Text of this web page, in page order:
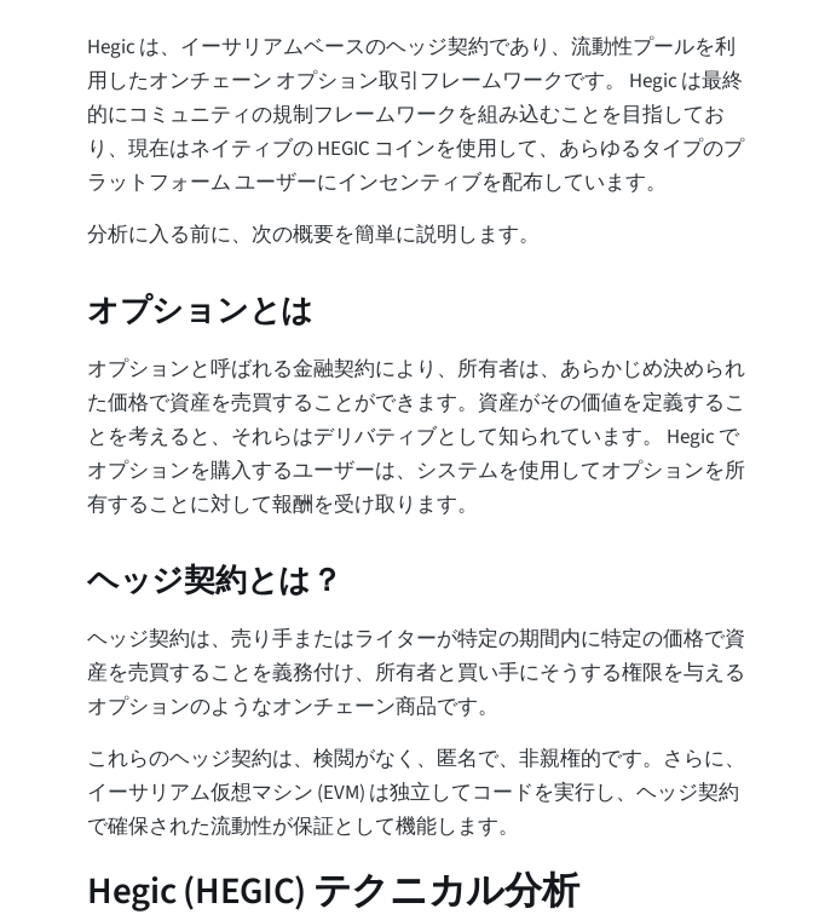
Hegic は、イーサリアムベースのヘッジ契約であり、流動性プールを利
用したオンチェーン オプション取引フレームワークです。 Hegic は最終
的にコミュニティの規制フレームワークを組み込むことを目指してお
り、現在はネイティブの HEGIC コインを使用して、あらゆるタイプのプ
ラットフォーム ユーザーにインセンティブを配布しています。
分析に入る前に、次の概要を簡単に説明します。
オプションとは
オプションと呼ばれる金融契約により、所有者は、あらかじめ決められ
た価格で資産を売買することができます。資産がその価値を定義するこ
とを考えると、それらはデリバティブとして知られています。 Hegic で
オプションを購入するユーザーは、システムを使用してオプションを所
有することに対して報酬を受け取ります。
ヘッジ契約とは？
ヘッジ契約は、売り手またはライターが特定の期間内に特定の価格で資
産を売買することを義務付け、所有者と買い手にそうする権限を与える
オプションのようなオンチェーン商品です。
これらのヘッジ契約は、検閲がなく、匿名で、非親権的です。さらに、
イーサリアム仮想マシン (EVM) は独立してコードを実行し、ヘッジ契約
で確保された流動性が保証として機能します。
Hegic (HEGIC) テクニカル分析